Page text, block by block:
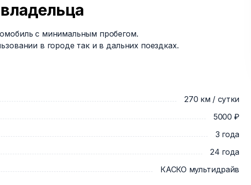
с минимальным пробегом.
в городе так и в дальних поездках.
270 км / сутки
5000 ₽
3 года
24 года
КАСКО мультидрайв